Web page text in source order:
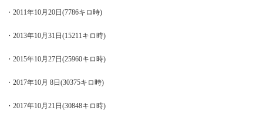
・2011年10月20日(7786キロ時)
・2013年10月31日(15211キロ時)
・2015年10月27日(25960キロ時)
・2017年10月 8日(30375キロ時)
・2017年10月21日(30848キロ時)